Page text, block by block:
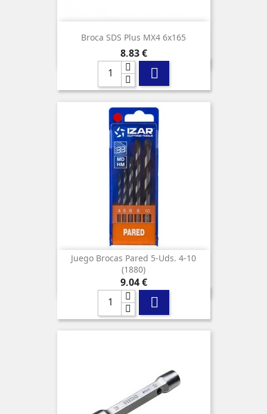
Broca SDS Plus MX4 6x165
Precio
8,83 €

Juego Brocas Pared 5-Uds. 4-10
(1880)
Precio
9,04 €
